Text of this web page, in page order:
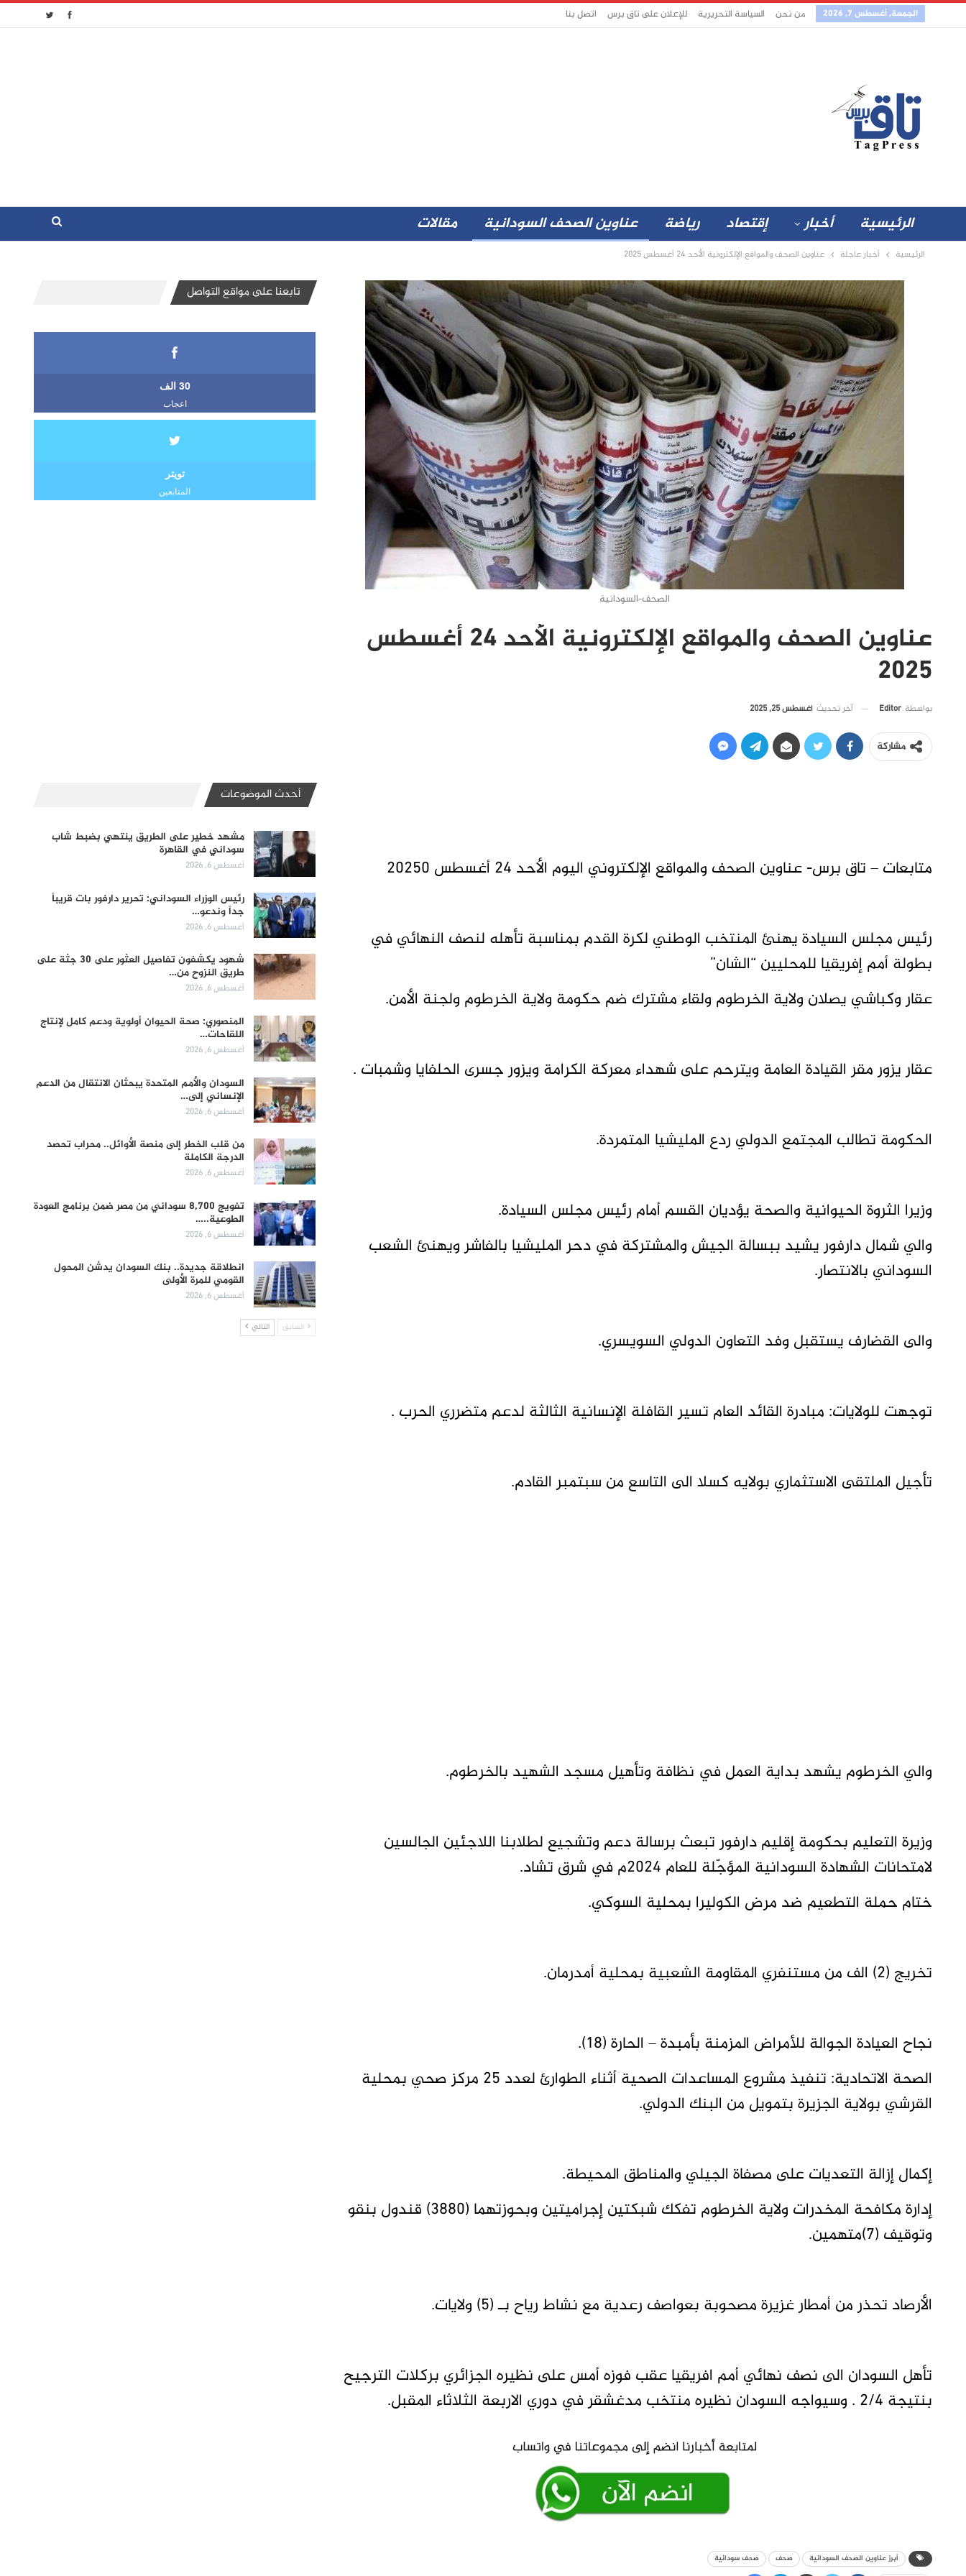
الجمعة, أغسطس 7, 2026 من نحن السياسة التحريرية للإعلان على تاق برس اتصل بنا
الرئيسية أخبار إقتصاد رياضة عناوين الصحف السودانية مقالات
الرئيسية أخبار عاجلة عناوين الصحف والمواقع الإلكترونية الأحد 24 أغسطس 2025
الصحف-السودانية
عناوين الصحف والمواقع الإلكترونية الأحد 24 أغسطس
2025
بواسطة Editor آخر تحديث أغسطس 25, 2025
مشاركة
متابعات – تاق برس- عناوين الصحف والمواقع الإلكتروني اليوم الأحد 24 أغسطس 20250
رئيس مجلس السيادة يهنئ المنتخب الوطني لكرة القدم بمناسبة تأهله لنصف النهائي في
بطولة أمم إفريقيا للمحليين “الشان”
عقار وكباشي يصلان ولاية الخرطوم ولقاء مشترك ضم حكومة ولاية الخرطوم ولجنة الأمن.
عقار يزور مقر القيادة العامة ويترحم على شهداء معركة الكرامة ويزور جسرى الحلفايا وشمبات .
الحكومة تطالب المجتمع الدولي ردع المليشيا المتمردة.
وزيرا الثروة الحيوانية والصحة يؤديان القسم أمام رئيس مجلس السيادة.
والي شمال دارفور يشيد ببسالة الجيش والمشتركة في دحر المليشيا بالفاشر ويهنئ الشعب
السوداني بالانتصار.
والى القضارف يستقبل وفد التعاون الدولي السويسري.
توجهت للولايات: مبادرة القائد العام تسير القافلة الإنسانية الثالثة لدعم متضرري الحرب .
تأجيل الملتقى الاستثماري بولايه كسلا الى التاسع من سبتمبر القادم.
والي الخرطوم يشهد بداية العمل في نظافة وتأهيل مسجد الشهيد بالخرطوم.
وزيرة التعليم بحكومة إقليم دارفور تبعث برسالة دعم وتشجيع لطلابنا اللاجئين الجالسين
لامتحانات الشهادة السودانية المؤجّلة للعام 2024م في شرق تشاد.
ختام حملة التطعيم ضد مرض الكوليرا بمحلية السوكي.
تخريج (2) الف من مستنفري المقاومة الشعبية بمحلية أمدرمان.
نجاح العيادة الجوالة للأمراض المزمنة بأمبدة – الحارة (18).
الصحة الاتحادية: تنفيذ مشروع المساعدات الصحية أثناء الطوارئ لعدد 25 مركز صحي بمحلية
القرشي بولاية الجزيرة بتمويل من البنك الدولي.
إكمال إزالة التعديات على مصفاة الجيلي والمناطق المحيطة.
إدارة مكافحة المخدرات ولاية الخرطوم تفكك شبكتين إجراميتين وبحوزتهما (3880) قندول بنقو
وتوقيف (7)متهمين.
الأرصاد تحذر من أمطار غزيرة مصحوبة بعواصف رعدية مع نشاط رياح بـ (٥) ولايات.
تأهل السودان الى نصف نهائي أمم افريقيا عقب فوزه أمس على نظيره الجزائري بركلات الترجيح
بنتيجة ٢/٤ . وسيواجه السودان نظيره منتخب مدغشقر في دوري الاربعة الثلاثاء المقبل.
أبرز عناوين الصحف السودانية صحف صحف سودانية
تابعنا على مواقع التواصل
30 الف
اعجاب
تويتر
المتابعين
أحدث الموضوعات
مشهد خطير على الطريق ينتهي بضبط شاب
سوداني في القاهرة
أغسطس 6, 2026
رئيس الوزراء السوداني: تحرير دارفور بات قريباً
جداً وندعو…
أغسطس 6, 2026
شهود يكشفون تفاصيل العثور على 30 جثة على
طريق النزوح من…
أغسطس 6, 2026
المنصوري: صحة الحيوان أولوية ودعم كامل لإنتاج
اللقاحات…
أغسطس 6, 2026
السودان والأمم المتحدة يبحثان الانتقال من الدعم
الإنساني إلى…
أغسطس 6, 2026
من قلب الخطر إلى منصة الأوائل.. محراب تحصد
الدرجة الكاملة
أغسطس 6, 2026
تفويج 8,700 سوداني من مصر ضمن برنامج العودة
الطوعية..…
أغسطس 6, 2026
انطلاقة جديدة.. بنك السودان يدشن المحول
القومي للمرة الأولى
أغسطس 6, 2026
السابق التالي